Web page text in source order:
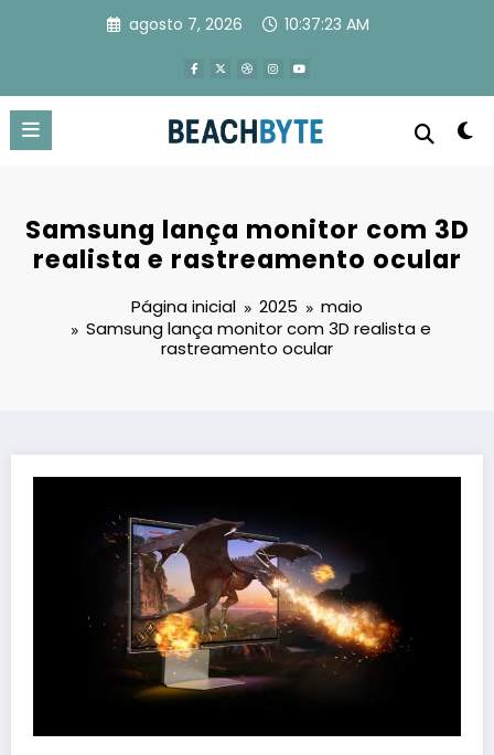
agosto 7, 2026 10:37:23 AM
Samsung lança monitor com 3D
realista e rastreamento ocular
Página inicial 2025
maio
Samsung lança monitor com 3D realista e
rastreamento ocular